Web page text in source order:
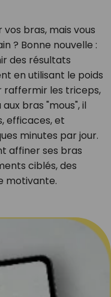
bras, mais vous
? Bonne nouvelle :
des résultats
en utilisant le poids
raffermir les triceps,
bras "mous", il
efficaces, et
minutes par jour.
affiner ses bras
ciblés, des
motivante.